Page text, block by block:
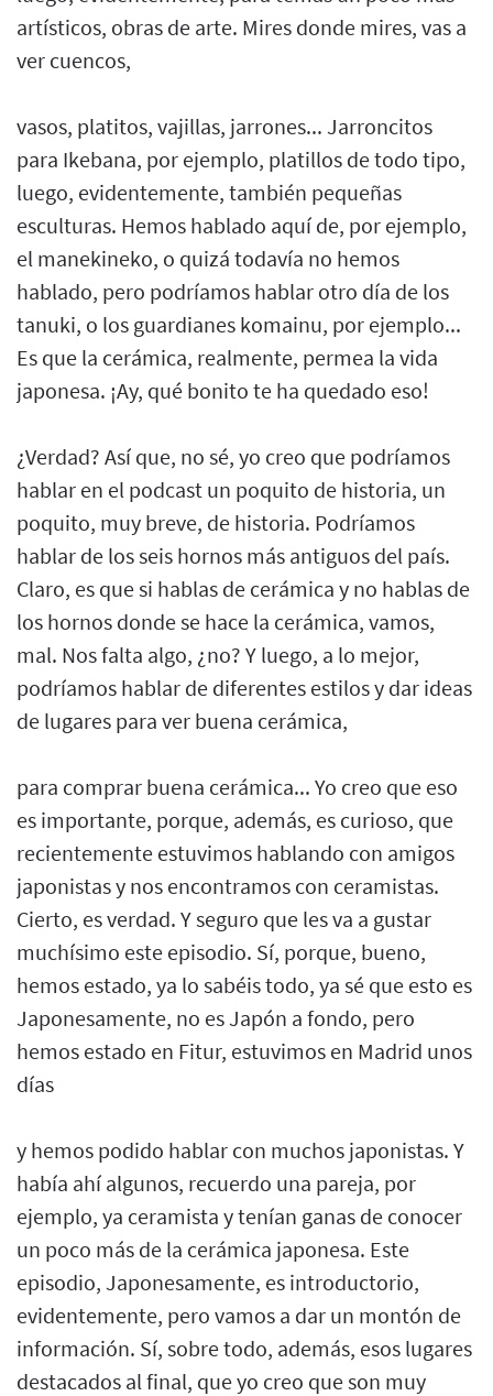
artísticos, obras de arte. Mires donde mires, vas a
ver cuencos,
vasos, platitos, vajillas, jarrones... Jarroncitos
para Ikebana, por ejemplo, platillos de todo tipo,
luego, evidentemente, también pequeñas
esculturas. Hemos hablado aquí de, por ejemplo,
el manekineko, o quizá todavía no hemos
hablado, pero podríamos hablar otro día de los
tanuki, o los guardianes komainu, por ejemplo...
Es que la cerámica, realmente, permea la vida
japonesa. ¡Ay, qué bonito te ha quedado eso!
¿Verdad? Así que, no sé, yo creo que podríamos
hablar en el podcast un poquito de historia, un
poquito, muy breve, de historia. Podríamos
hablar de los seis hornos más antiguos del país.
Claro, es que si hablas de cerámica y no hablas de
los hornos donde se hace la cerámica, vamos,
mal. Nos falta algo, ¿no? Y luego, a lo mejor,
podríamos hablar de diferentes estilos y dar ideas
de lugares para ver buena cerámica,
para comprar buena cerámica... Yo creo que eso
es importante, porque, además, es curioso, que
recientemente estuvimos hablando con amigos
japonistas y nos encontramos con ceramistas.
Cierto, es verdad. Y seguro que les va a gustar
muchísimo este episodio. Sí, porque, bueno,
hemos estado, ya lo sabéis todo, ya sé que esto es
Japonesamente, no es Japón a fondo, pero
hemos estado en Fitur, estuvimos en Madrid unos
días
y hemos podido hablar con muchos japonistas. Y
había ahí algunos, recuerdo una pareja, por
ejemplo, ya ceramista y tenían ganas de conocer
un poco más de la cerámica japonesa. Este
episodio, Japonesamente, es introductorio,
evidentemente, pero vamos a dar un montón de
información. Sí, sobre todo, además, esos lugares
destacados al final, que yo creo que son muy